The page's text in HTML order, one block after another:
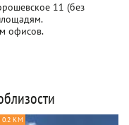
11 (без
офисов.
0.2 КМ